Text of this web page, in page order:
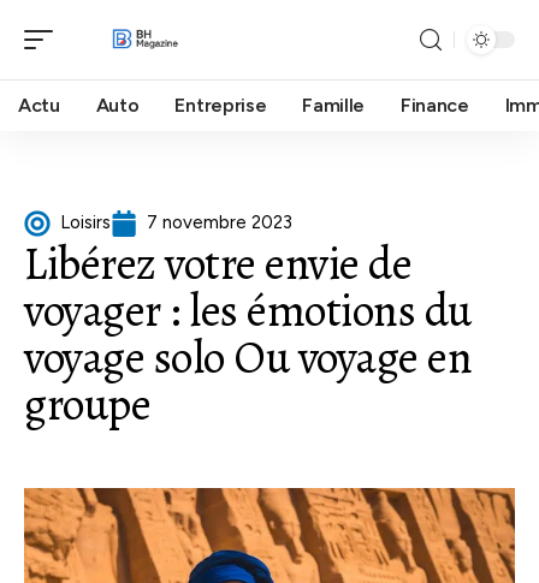
Actu Auto Entreprise Famille Finance
Loisirs 7 novembre 2023
Libérez votre envie de
voyager : les émotions du
voyage solo Ou voyage en
groupe